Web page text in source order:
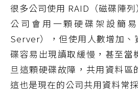
很多公司使用 RAID（磁碟陣
公司會用一顆硬碟架設簡
Server），但使用人數增加、
碟容易出現讀取緩慢，甚至當
旦這顆硬碟故障，共用資料區
這也是現在的公司共用資料常